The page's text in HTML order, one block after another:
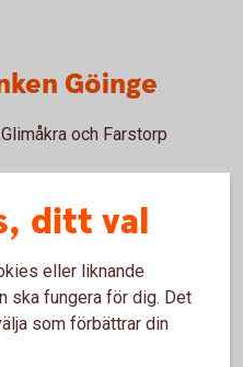
Göinge
och Farstorp
Göinge 2016-2020
Kundtjänstrådgivare,
och Stf
ditt val
eller liknande
ska fungera för dig. Det
som förbättrar din